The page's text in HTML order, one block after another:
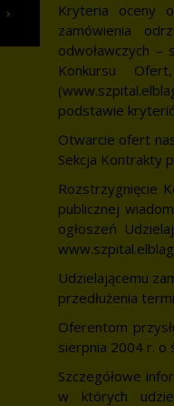
›
Kryteria oceny
zamówienia
odwoławczych –
Konkursu
podstawie
Otwarcie ofert
Sekcja Kontrakty
Rozstrzygnięcie
publicznej
ogłoszeń
Udzielającemu
przedłużenia
Oferentom
sierpnia 2004 r. o
Szczegółowe
w których